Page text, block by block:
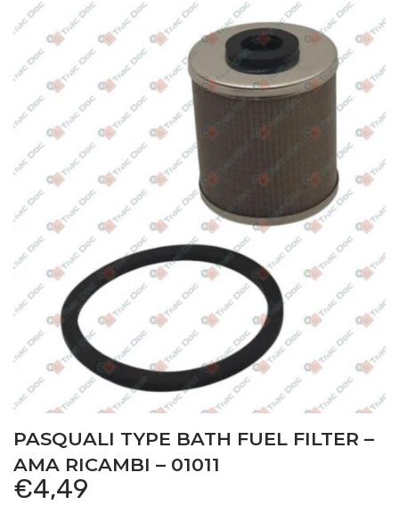
PASQUALI TYPE BATH FUEL FILTER –
AMA RICAMBI – 01011
€4,49